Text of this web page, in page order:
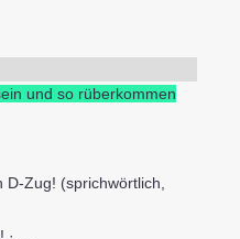
und so rüberkommen
Zug! (sprichwörtlich,